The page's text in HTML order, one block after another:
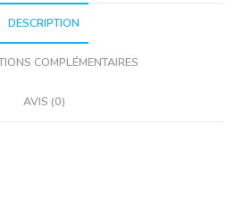
DESCRIPTION
COMPLÉMENTAIRES
AVIS (0)